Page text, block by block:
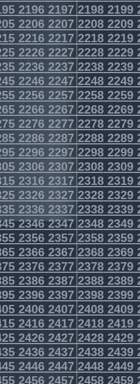
2196219721982199
2206220722082209
2216221722182219
2226222722282229
2236223722382239
2246224722482249
2256225722582259
22662267 22682269
22762277 22782279
22862287 22882289
22962297 22982299
2306230723082309
2316231723182319
23262327 23282329
23362337 23382339
2346234723482349
2356235723582359
2366236723682369
2376237723782379
2386238723882389
2396239723982399
2406240724082409
2416241724182419
2426242724282429
2436243724382439
2446244724482449
2456245724582459